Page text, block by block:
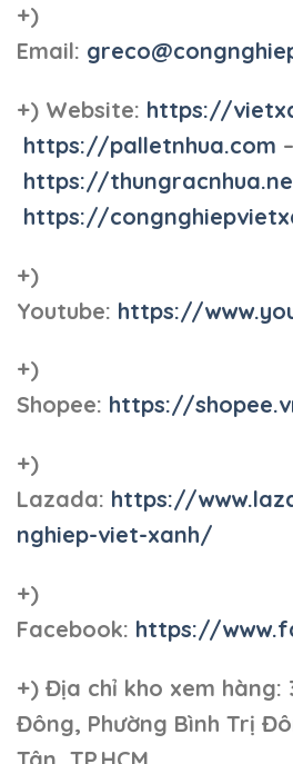
+)
Email:
+) Website: https://
https://palletnhua.com –
https://
https://
+)
Youtube: https://
+)
Shopee: https://
+)
Lazada: https://
nghiep-viet-xanh/
+)
Facebook: https://
+) Địa chỉ kho xem hàng:
Đông, Phường Bình Trị